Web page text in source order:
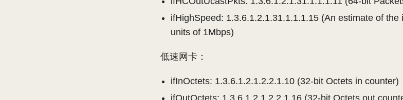
ifHighSpeed: 1.3.6.1.2.1.31.1.1.1.15 (An estimate of the
units of 1Mbps)
低速网卡：
ifInOctets: 1.3.6.1.2.1.2.2.1.10 (32-bit Octets in counter)
ifOutOctets: 1.3.6.1.2.1.2.2.1.16 (32-bit Octets out